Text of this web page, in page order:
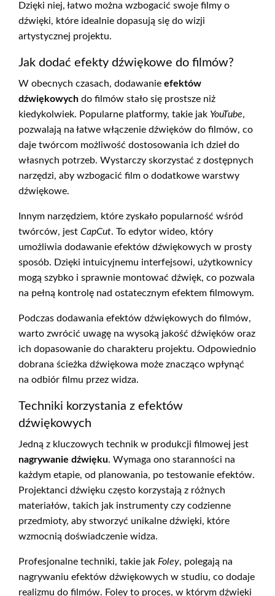
Dzięki niej, łatwo można wzbogacić swoje filmy o
dźwięki, które idealnie dopasują się do wizji
artystycznej projektu.
Jak dodać efekty dźwiękowe do filmów?
W obecnych czasach, dodawanie efektów
dźwiękowych do filmów stało się prostsze niż
kiedykolwiek. Popularne platformy, takie jak YouTube,
pozwalają na łatwe włączenie dźwięków do filmów, co
daje twórcom możliwość dostosowania ich dzieł do
własnych potrzeb. Wystarczy skorzystać z dostępnych
narzędzi, aby wzbogacić film o dodatkowe warstwy
dźwiękowe.
Innym narzędziem, które zyskało popularność wśród
twórców, jest CapCut. To edytor wideo, który
umożliwia dodawanie efektów dźwiękowych w prosty
sposób. Dzięki intuicyjnemu interfejsowi, użytkownicy
mogą szybko i sprawnie montować dźwięk, co pozwala
na pełną kontrolę nad ostatecznym efektem filmowym.
Podczas dodawania efektów dźwiękowych do filmów,
warto zwrócić uwagę na wysoką jakość dźwięków oraz
ich dopasowanie do charakteru projektu. Odpowiednio
dobrana ścieżka dźwiękowa może znacząco wpłynąć
na odbiór filmu przez widza.
Techniki korzystania z efektów
dźwiękowych
Jedną z kluczowych technik w produkcji filmowej jest
nagrywanie dźwięku. Wymaga ono staranności na
każdym etapie, od planowania, po testowanie efektów.
Projektanci dźwięku często korzystają z różnych
materiałów, takich jak instrumenty czy codzienne
przedmioty, aby stworzyć unikalne dźwięki, które
wzmocnią doświadczenie widza.
Profesjonalne techniki, takie jak Foley, polegają na
nagrywaniu efektów dźwiękowych w studiu, co dodaje
realizmu do filmów. Foley to proces, w którym dźwięki